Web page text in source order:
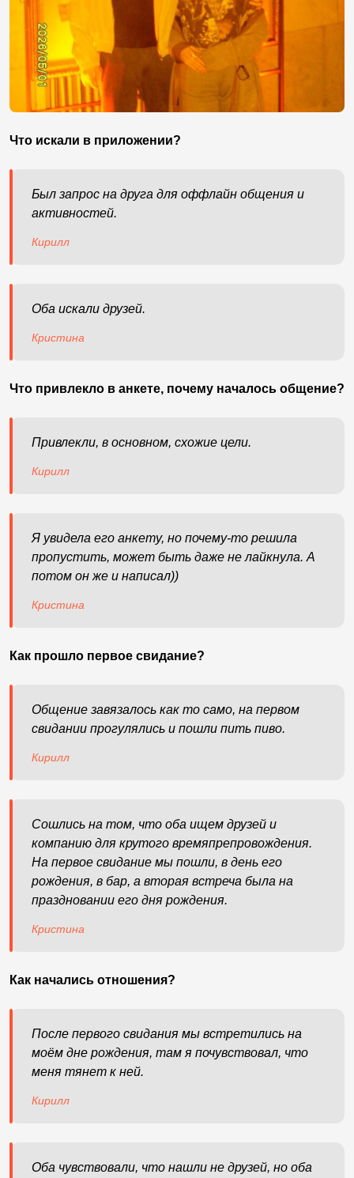
Что искали в приложении?
Был запрос на друга для оффлайн общения и
активностей.
Кирилл
Оба искали друзей.
Кристина
Что привлекло в анкете, почему началось общение?
Привлекли, в основном, схожие цели.
Кирилл
Я увидела его анкету, но почему-то решила
пропустить, может быть даже не лайкнула. А
потом он же и написал))
Кристина
Как прошло первое свидание?
Общение завязалось как то само, на первом
свидании прогулялись и пошли пить пиво.
Кирилл
Сошлись на том, что оба ищем друзей и
компанию для крутого времяпрепровождения.
На первое свидание мы пошли, в день его
рождения, в бар, а вторая встреча была на
праздновании его дня рождения.
Кристина
Как начались отношения?
После первого свидания мы встретились на
моём дне рождения, там я почувствовал, что
меня тянет к ней.
Кирилл
Оба чувствовали, что нашли не друзей, но оба